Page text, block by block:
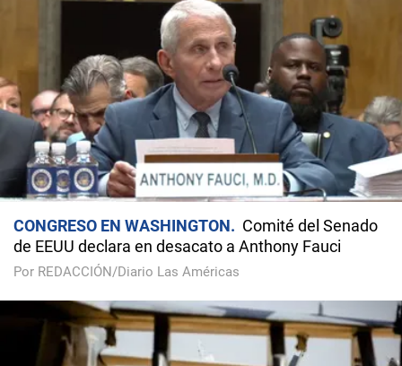
CONGRESO EN WASHINGTON
Comité del Senado
de EEUU declara en desacato a Anthony Fauci
Por REDACCIÓN/Diario Las Américas